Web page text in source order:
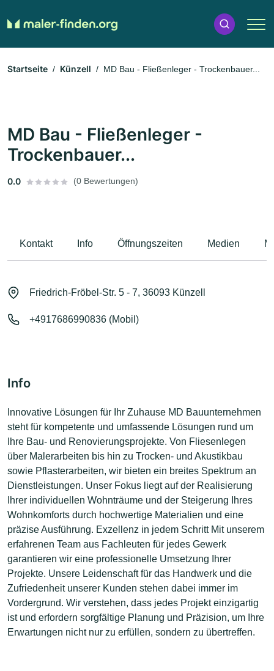
Startseite Künzell MD Bau - Fließenleger - Trockenbauer...
MD Bau - Fließenleger -
Trockenbauer...
0.0 (0 Bewertungen)
Kontakt Info Öffnungszeiten Medien
Friedrich-Fröbel-Str. 5 - 7, 36093 Künzell
+4917686990836 (Mobil)
Info
Innovative Lösungen für Ihr Zuhause MD Bauunternehmen
steht für kompetente und umfassende Lösungen rund um
Ihre Bau- und Renovierungsprojekte. Von Fliesenlegen
über Malerarbeiten bis hin zu Trocken- und Akustikbau
sowie Pflasterarbeiten, wir bieten ein breites Spektrum an
Dienstleistungen. Unser Fokus liegt auf der Realisierung
Ihrer individuellen Wohnträume und der Steigerung Ihres
Wohnkomforts durch hochwertige Materialien und eine
präzise Ausführung. Exzellenz in jedem Schritt Mit unserem
erfahrenen Team aus Fachleuten für jedes Gewerk
garantieren wir eine professionelle Umsetzung Ihrer
Projekte. Unsere Leidenschaft für das Handwerk und die
Zufriedenheit unserer Kunden stehen dabei immer im
Vordergrund. Wir verstehen, dass jedes Projekt einzigartig
ist und erfordern sorgfältige Planung und Präzision, um Ihre
Erwartungen nicht nur zu erfüllen, sondern zu übertreffen.